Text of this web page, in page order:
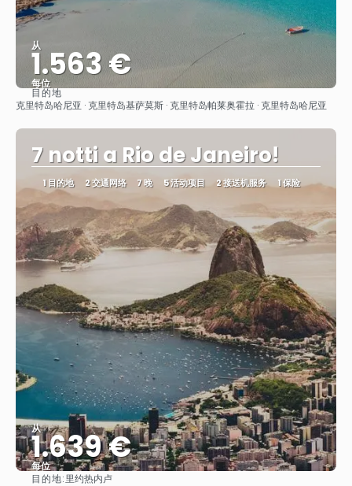
从
1.563 €
每位
看到
目的地
克里特岛哈尼亚 · 克里特岛基萨莫斯 · 克里特岛帕莱奥霍拉 · 克里特岛哈尼亚
7 notti a Rio de Janeiro!
1 目的地 2 交通网络 7 晚 5 活动项目 2 接送机服务 1 保险
从
1.639 €
每位
目的地:里约热内卢